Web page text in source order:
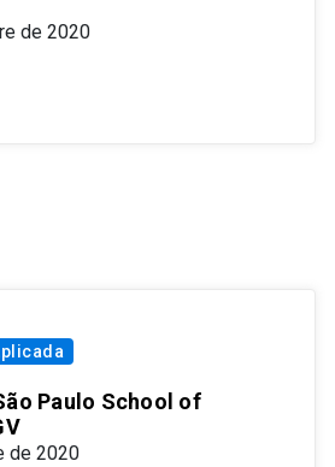
de 2020
Paulo School of
de 2020